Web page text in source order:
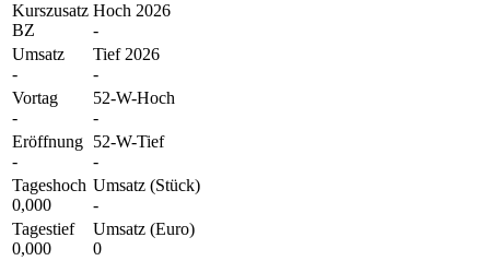
Kurszusatz
BZ
Hoch 2026
-
Umsatz
-
Tief 2026
-
Vortag
-
52-W-Hoch
-
Eröffnung
-
52-W-Tief
-
Tageshoch
0,000
Umsatz (Stück)
-
Tagestief
0,000
Umsatz (Euro)
0